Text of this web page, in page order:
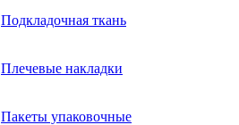
Подкладочная ткань
Плечевые накладки
Пакеты упаковочные